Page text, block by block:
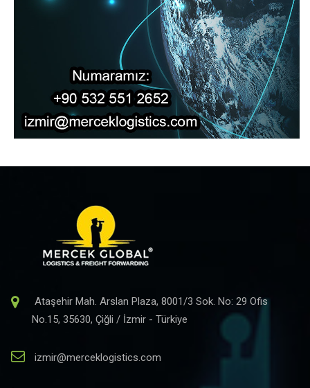
Ataşehir Mah. Arslan Plaza, 8001/3 Sok. No: 29 Ofis
No.15, 35630, Çiğli / İzmir - Türkiye
izmir@merceklogistics.com